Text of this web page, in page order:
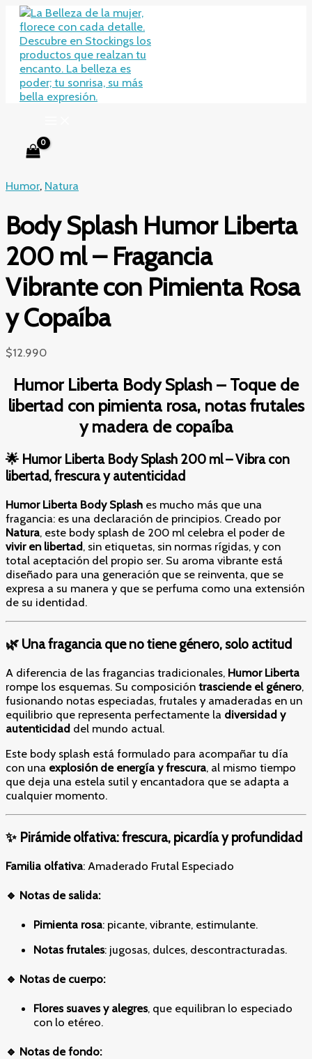
contenido
Humor, Natura
Body Splash Humor Liberta
200 ml – Fragancia
Vibrante con Pimienta Rosa
y Copaíba
$12.990
Humor Liberta Body Splash – Toque de
libertad con pimienta rosa, notas frutales
y madera de copaíba
🌟 Humor Liberta Body Splash 200 ml – Vibra con
libertad, frescura y autenticidad
Humor Liberta Body Splash es mucho más que una
fragancia: es una declaración de principios. Creado por
Natura, este body splash de 200 ml celebra el poder de
vivir en libertad, sin etiquetas, sin normas rígidas, y con
total aceptación del propio ser. Su aroma vibrante está
diseñado para una generación que se reinventa, que se
expresa a su manera y que se perfuma como una extensión
de su identidad.
🌿 Una fragancia que no tiene género, solo actitud
A diferencia de las fragancias tradicionales, Humor Liberta
rompe los esquemas. Su composición trasciende el género,
fusionando notas especiadas, frutales y amaderadas en un
equilibrio que representa perfectamente la diversidad y
autenticidad del mundo actual.
Este body splash está formulado para acompañar tu día
con una explosión de energía y frescura, al mismo tiempo
que deja una estela sutil y encantadora que se adapta a
cualquier momento.
✨ Pirámide olfativa: frescura, picardía y profundidad
Familia olfativa: Amaderado Frutal Especiado
🔹 Notas de salida:
Pimienta rosa: picante, vibrante, estimulante.
Notas frutales: jugosas, dulces, descontracturadas.
🔹 Notas de cuerpo:
Flores suaves y alegres, que equilibran lo especiado
con lo etéreo.
🔹 Notas de fondo: